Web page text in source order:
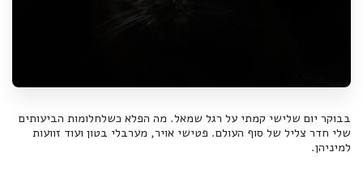
בבוקר יום שלישי קמתי על רגל שמאל. מה הפלא כשלחלומות הביעותים
שלי חדר צליל של סוף העולם. פטישי אויר, מערבלי בטון ועוד זוועות
למיניהן.